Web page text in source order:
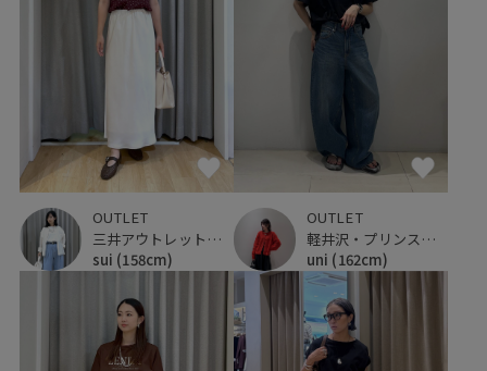
OUTLET
三井アウトレットパーク ジャズドリーム長島
sui (158cm)
OUTLET
軽井沢・プリンスショッピングプラザ
uni (162cm)